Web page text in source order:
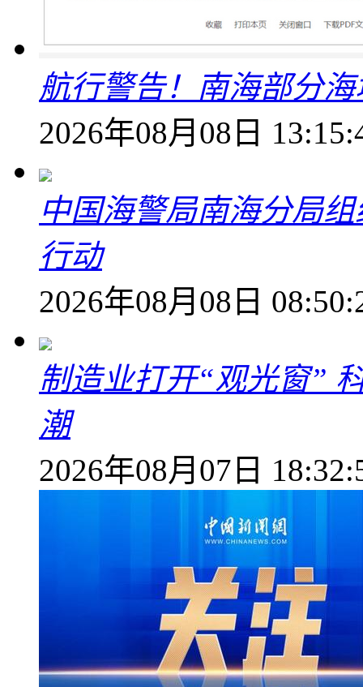
航行警告！南海部分
2026年08月08日
中国海警局南海分局
行动
2026年08月08日
制造业打开“观光窗”
潮
2026年08月07日